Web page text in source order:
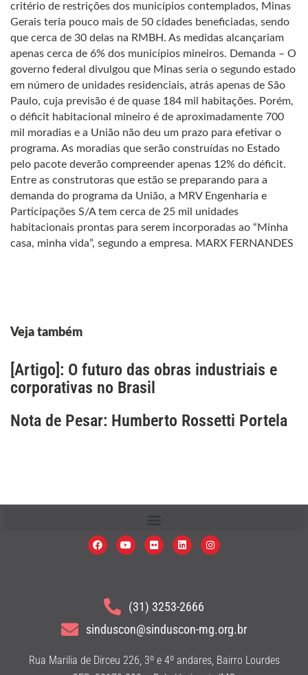
critério de restrições dos municípios contemplados, Minas
Gerais teria pouco mais de 50 cidades beneficiadas, sendo
que cerca de 30 delas na RMBH. As medidas alcançariam
apenas cerca de 6% dos municípios mineiros. Demanda – O
governo federal divulgou que Minas seria o segundo estado
em número de unidades residenciais, atrás apenas de São
Paulo, cuja previsão é de quase 184 mil habitações. Porém,
o déficit habitacional mineiro é de aproximadamente 700
mil moradias e a União não deu um prazo para efetivar o
programa. As moradias que serão construídas no Estado
pelo pacote deverão compreender apenas 12% do déficit.
Entre as construtoras que estão se preparando para a
demanda do programa da União, a MRV Engenharia e
Participações S/A tem cerca de 25 mil unidades
habitacionais prontas para serem incorporadas ao “Minha
casa, minha vida”, segundo a empresa. MARX FERNANDES
Veja também
[Artigo]: O futuro das obras industriais e
corporativas no Brasil
Nota de Pesar: Humberto Rossetti Portela
(31) 3253-2666
sinduscon@sinduscon-mg.org.br
Rua Marilia de Dirceu 226, 3º e 4º andares, Bairro Lourdes